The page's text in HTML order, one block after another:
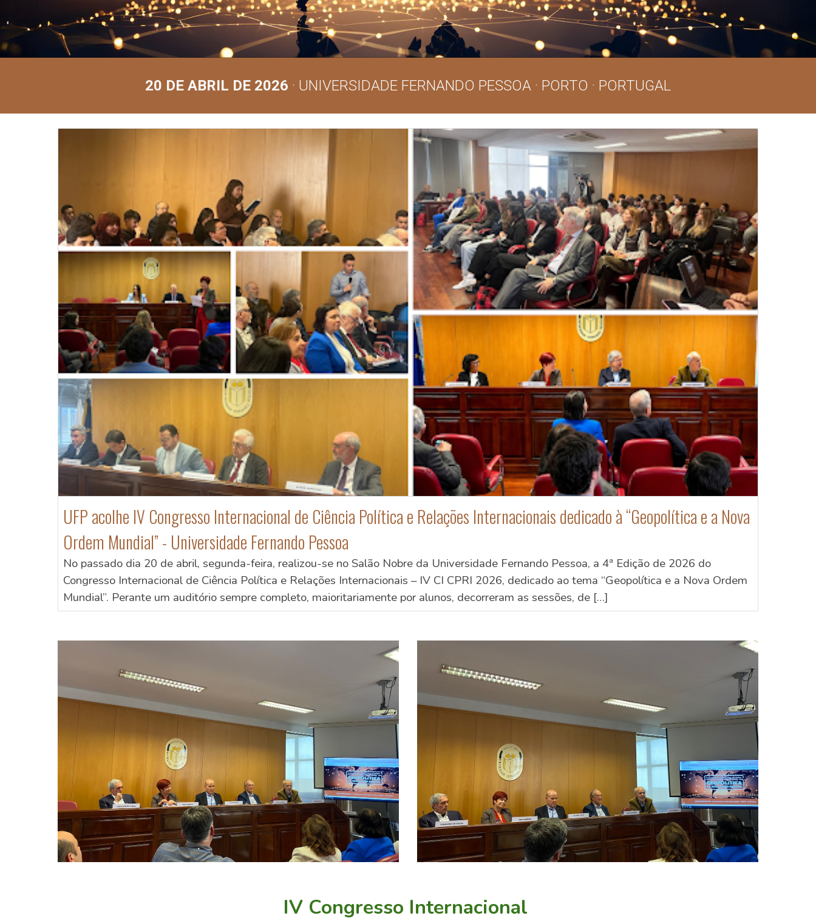
20 DE ABRIL DE 2026 · UNIVERSIDADE FERNANDO PESSOA · PORTO · PORTUGAL
UFP acolhe IV Congresso Internacional de Ciência Política e Relações Internacionais dedicado à “Geopolítica e a Nova
Ordem Mundial” - Universidade Fernando Pessoa
No passado dia 20 de abril, segunda-feira, realizou-se no Salão Nobre da Universidade Fernando Pessoa, a 4ª Edição de 2026 do
Congresso Internacional de Ciência Política e Relações Internacionais – IV CI CPRI 2026, dedicado ao tema “Geopolítica e a Nova Ordem
Mundial”. Perante um auditório sempre completo, maioritariamente por alunos, decorreram as sessões, de […]
IV Congresso Internacional